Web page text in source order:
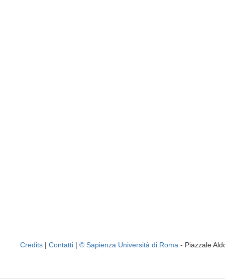
Credits | Contatti | © Sapienza Università di Roma - Piazzale